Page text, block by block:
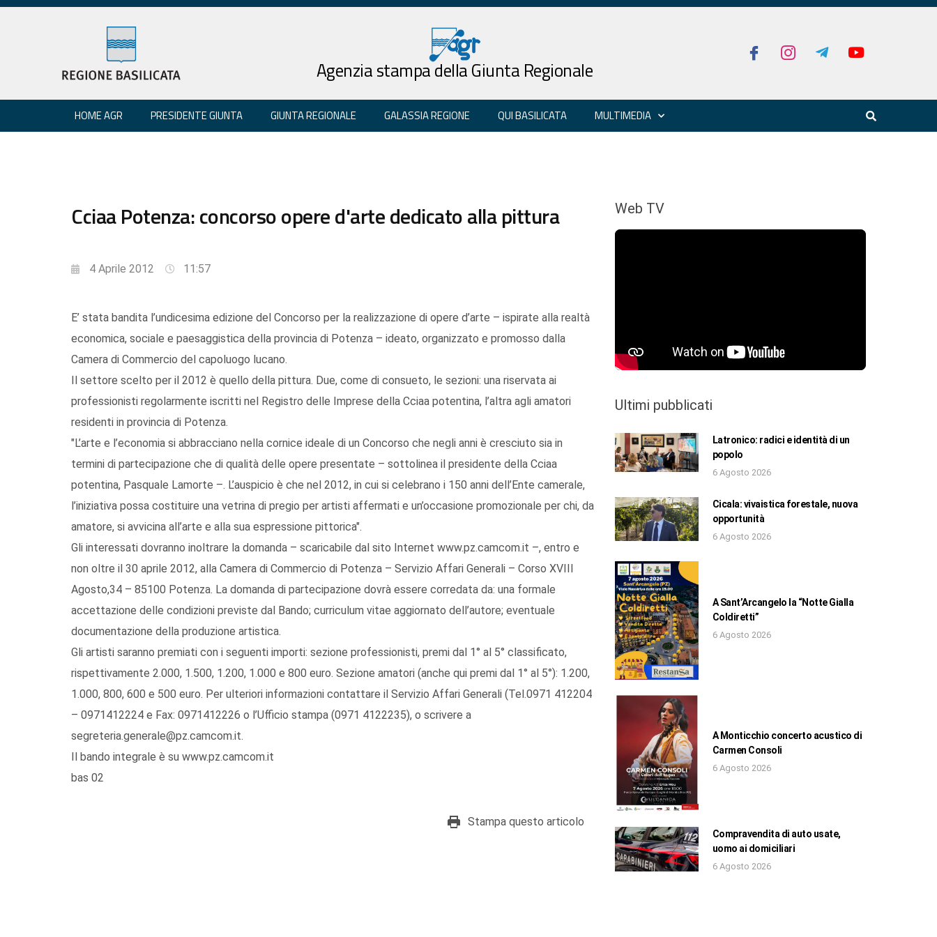
Agenzia stampa della Giunta Regionale
HOME AGR PRESIDENTE GIUNTA GIUNTA REGIONALE GALASSIA REGIONE QUI BASILICATA MULTIMEDIA
Cciaa Potenza: concorso opere d'arte dedicato alla pittura
4 Aprile 2012 11:57
E’ stata bandita l’undicesima edizione del Concorso per la realizzazione di opere d’arte – ispirate alla realtà
economica, sociale e paesaggistica della provincia di Potenza – ideato, organizzato e promosso dalla
Camera di Commercio del capoluogo lucano.
Il settore scelto per il 2012 è quello della pittura. Due, come di consueto, le sezioni: una riservata ai
professionisti regolarmente iscritti nel Registro delle Imprese della Cciaa potentina, l’altra agli amatori
residenti in provincia di Potenza.
"L’arte e l’economia si abbracciano nella cornice ideale di un Concorso che negli anni è cresciuto sia in
termini di partecipazione che di qualità delle opere presentate – sottolinea il presidente della Cciaa
potentina, Pasquale Lamorte –. L’auspicio è che nel 2012, in cui si celebrano i 150 anni dell’Ente camerale,
l’iniziativa possa costituire una vetrina di pregio per artisti affermati e un’occasione promozionale per chi, da
amatore, si avvicina all’arte e alla sua espressione pittorica".
Gli interessati dovranno inoltrare la domanda – scaricabile dal sito Internet www.pz.camcom.it –, entro e
non oltre il 30 aprile 2012, alla Camera di Commercio di Potenza – Servizio Affari Generali – Corso XVIII
Agosto,34 – 85100 Potenza. La domanda di partecipazione dovrà essere corredata da: una formale
accettazione delle condizioni previste dal Bando; curriculum vitae aggiornato dell’autore; eventuale
documentazione della produzione artistica.
Gli artisti saranno premiati con i seguenti importi: sezione professionisti, premi dal 1° al 5° classificato,
rispettivamente 2.000, 1.500, 1.200, 1.000 e 800 euro. Sezione amatori (anche qui premi dal 1° al 5°): 1.200,
1.000, 800, 600 e 500 euro. Per ulteriori informazioni contattare il Servizio Affari Generali (Tel.0971 412204
– 0971412224 e Fax: 0971412226 o l’Ufficio stampa (0971 4122235), o scrivere a
segreteria.generale@pz.camcom.it.
Il bando integrale è su www.pz.camcom.it
bas 02
Stampa questo articolo
Web TV
Ultimi pubblicati
Latronico: radici e identità di un
popolo
6 Agosto 2026
Cicala: vivaistica forestale, nuova
opportunità
6 Agosto 2026
A Sant’Arcangelo la “Notte Gialla
Coldiretti”
6 Agosto 2026
A Monticchio concerto acustico di
Carmen Consoli
6 Agosto 2026
Compravendita di auto usate,
uomo ai domiciliari
6 Agosto 2026